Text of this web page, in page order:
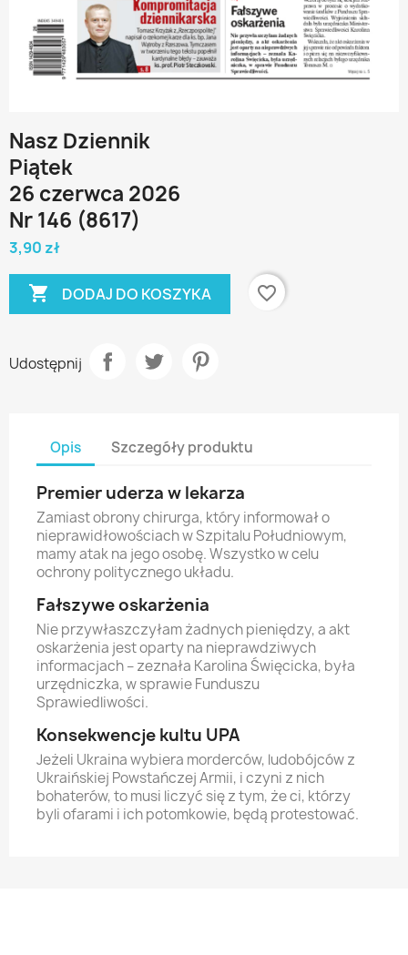
Nasz Dziennik
Piątek
26 czerwca 2026
Nr 146 (8617)
3,90 zł
 DODAJ DO KOSZYKA favorite_border
Udostępnij
Opis Szczegóły produktu
Premier uderza w lekarza
Zamiast obrony chirurga, który informował o
nieprawidłowościach w Szpitalu Południowym,
mamy atak na jego osobę. Wszystko w celu
ochrony politycznego układu.
Fałszywe oskarżenia
Nie przywłaszczyłam żadnych pieniędzy, a akt
oskarżenia jest oparty na nieprawdziwych
informacjach – zeznała Karolina Święcicka, była
urzędniczka, w sprawie Funduszu
Sprawiedliwości.
Konsekwencje kultu UPA
Jeżeli Ukraina wybiera morderców, ludobójców z
Ukraińskiej Powstańczej Armii, i czyni z nich
bohaterów, to musi liczyć się z tym, że ci, którzy
byli ofarami i ich potomkowie, będą protestować.